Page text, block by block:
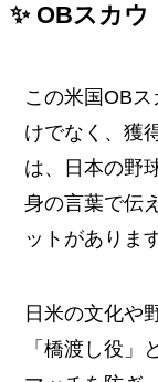
✨ OBスカ
この米国OB
けでなく、獲
は、日本の野
身の言葉で伝
ットがありま
日米の文化や
「橋渡し役」